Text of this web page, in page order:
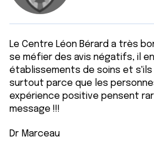
Le Centre Léon Bérard a très
se méfier des avis négatifs, il
établissements de soins et
surtout parce que les
expérience positive pensent
message !!!
Dr Marceau